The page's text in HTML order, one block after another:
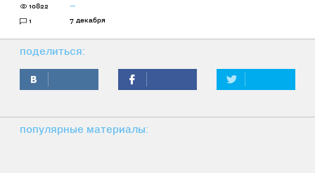
10822
1
—
7 декабря
поделиться:
популярные материалы: